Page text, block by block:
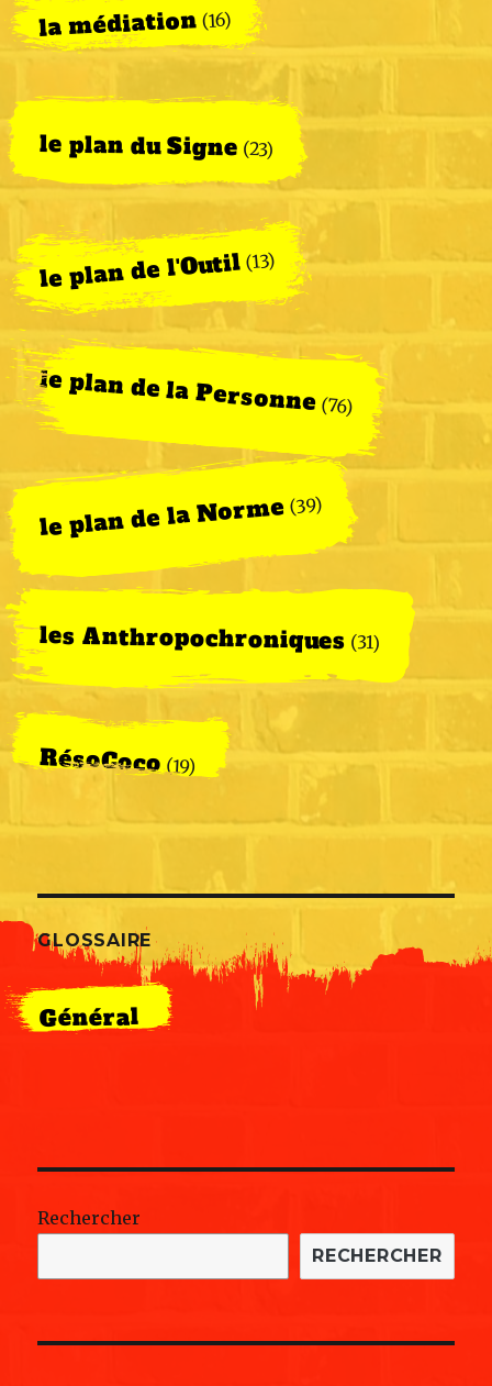
la médiation (16)
le plan du Signe (23)
le plan de l'Outil (13)
le plan de la Personne (76)
le plan de la Norme (39)
les Anthropochroniques (31)
RésoCoco(19)
GLOSSAIRE
Général
Rechercher
RECHERCHER